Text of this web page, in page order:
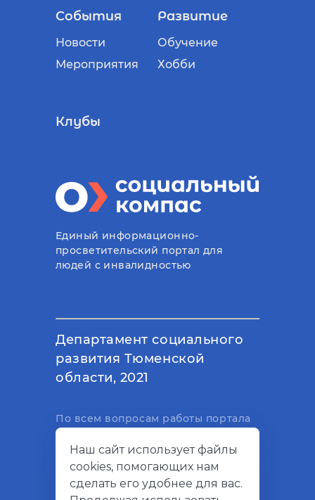
События
Новости
Мероприятия
Развитие
Обучение
Хобби
Клубы
Единый информационно-
просветительский портал для
людей с инвалидностью
Департамент социального
развития Тюменской
области, 2021
По всем вопросам работы портала
электронный адрес
support@socialkompas.ru
Наш сайт использует файлы
cookies, помогающих нам
сделать его удобнее для вас.